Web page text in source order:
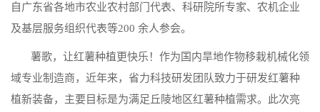
自广东省各地市农业农村部门代表、科研院所专家、农机企业
及基层服务组织代表等200 余人参会。
薯歌，让红薯种植更快乐！作为国内旱地作物移栽机械化领
域专业制造商，近年来，省力科技研发团队致力于研发红薯种
植新装备，主要目标是为满足丘陵地区红薯种植需求。此次亮